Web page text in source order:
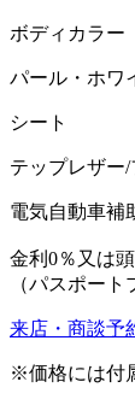
ボディカラー
パール・ホワ
シート
テップレザー
電気自動車補
金利0％又は
（パスポート
来店・商談予
※価格には付